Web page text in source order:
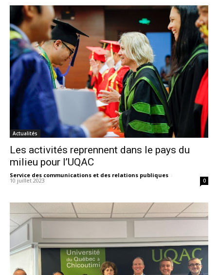
Actualités
Les activités reprennent dans le pays du
milieu pour l’UQAC
Service des communications et des relations publiques -
10 juillet 2023 0